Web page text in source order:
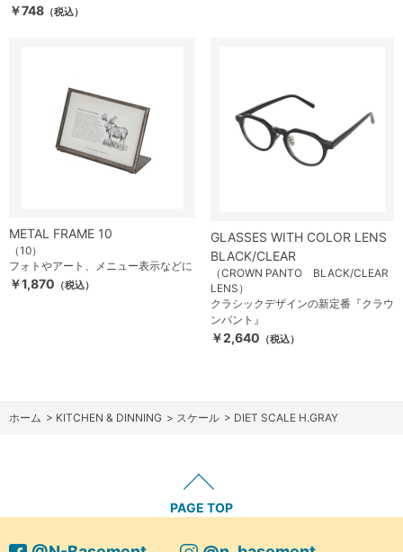
￥748 （税込）
METAL FRAME 10
（10）
フォトやアート、メニュー表示などに
￥1,870 （税込）
GLASSES WITH COLOR LENS
BLACK/CLEAR
（CROWN PANTO BLACK/CLEAR
LENS）
クラシックデザインの新定番『クラウ
ンパント』
￥2,640 （税込）
ホーム > KITCHEN & DINNING > スケール > DIET SCALE H.GRAY
PAGE TOP